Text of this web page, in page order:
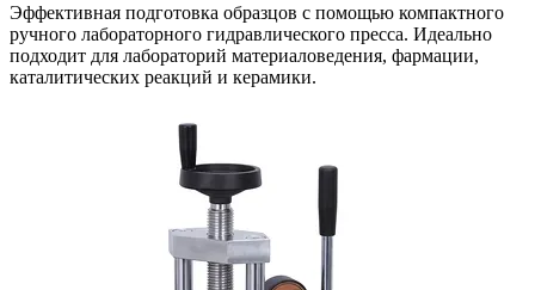
Эффективная подготовка образцов с помощью компактного
ручного лабораторного гидравлического пресса. Идеально
подходит для лабораторий материаловедения, фармации,
каталитических реакций и керамики.